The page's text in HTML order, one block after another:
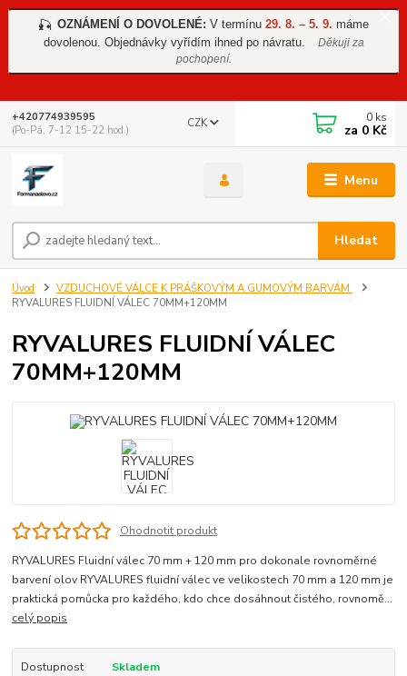
🎣 OZNÁMENÍ O DOVOLENÉ: V termínu 29. 8. – 5. 9. máme
dovolenou. Objednávky vyřídím ihned po návratu.
Děkuji za
pochopení.
Menu
CZK
Hledat
+420774939595
(Po-Pá, 7-12 15-22 hod.)
0 ks
za 0 Kč
Úvod
VZDUCHOVÉ VÁLCE K PRÁŠKOVÝM A GUMOVÝM BARVÁM
RYVALURES FLUIDNÍ VÁLEC 70MM+120MM
RYVALURES FLUIDNÍ VÁLEC
70MM+120MM
Ohodnotit produkt
RYVALURES Fluidní válec 70 mm + 120 mm pro dokonale rovnoměrné
barvení olov RYVALURES fluidní válec ve velikostech 70 mm a 120 mm je
praktická pomůcka pro každého, kdo chce dosáhnout čistého, rovnomě...
celý popis
Dostupnost Skladem